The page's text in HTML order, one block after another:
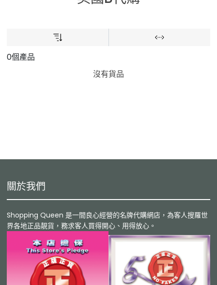
0個產品
沒有貨品
關於我們
Shopping Queen 是一間良心經營的名牌代購網店，為客人搜羅世
界各地正品靚貨，務求客人買得開心、用得放心。